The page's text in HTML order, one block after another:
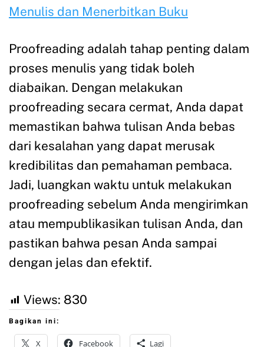
Menulis dan Menerbitkan Buku
Proofreading adalah tahap penting dalam
proses menulis yang tidak boleh
diabaikan. Dengan melakukan
proofreading secara cermat, Anda dapat
memastikan bahwa tulisan Anda bebas
dari kesalahan yang dapat merusak
kredibilitas dan pemahaman pembaca.
Jadi, luangkan waktu untuk melakukan
proofreading sebelum Anda mengirimkan
atau mempublikasikan tulisan Anda, dan
pastikan bahwa pesan Anda sampai
dengan jelas dan efektif.
Views: 830
Bagikan ini:
X Facebook Lagi